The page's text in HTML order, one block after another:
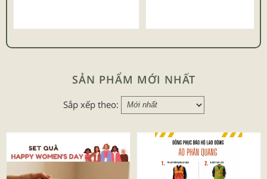
SẢN PHẨM MỚI NHẤT
Sắp xếp theo: